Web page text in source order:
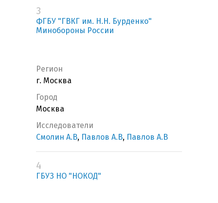
3
ФГБУ "ГВКГ им. Н.Н. Бурденко"
Минобороны России
Регион
г. Москва
Город
Москва
Исследователи
Смолин А.В, Павлов А.В, Павлов А.В
4
ГБУЗ НО "НОКОД"